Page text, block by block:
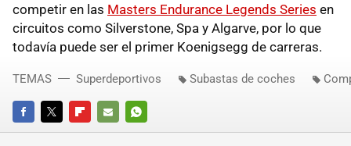
competir en las Masters Endurance Legends Series en
circuitos como Silverstone, Spa y Algarve, por lo que
todavía puede ser el primer Koenigsegg de carreras.
FACEBOOKTWITTERFLIPBOARD
E-
WHATSAPP
TEMAS Superdeportivos Subastas de coches